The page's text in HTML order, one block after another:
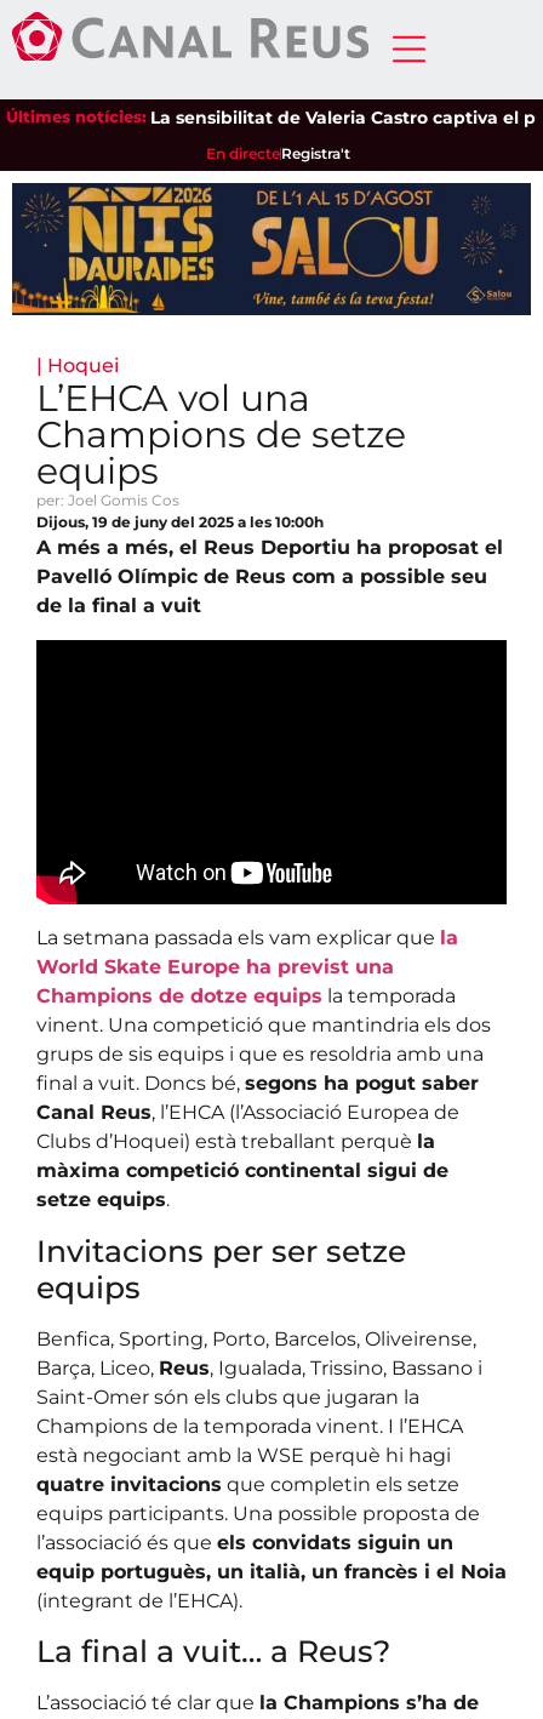
Últimes notícies:La sensibilitat de Valeria Castro captiva el
En directeRegistra't
| Hoquei
L’EHCA vol una
Champions de setze
equips
per: Joel Gomis Cos
Dijous, 19 de juny del 2025 a les 10:00h
A més a més, el Reus Deportiu ha proposat el
Pavelló Olímpic de Reus com a possible seu
de la final a vuit
La setmana passada els vam explicar que la
World Skate Europe ha previst una
Champions de dotze equips la temporada
vinent. Una competició que mantindria els dos
grups de sis equips i que es resoldria amb una
final a vuit. Doncs bé, segons ha pogut saber
Canal Reus, l’EHCA (l’Associació Europea de
Clubs d’Hoquei) està treballant perquè la
màxima competició continental sigui de
setze equips.
Invitacions per ser setze
equips
Benfica, Sporting, Porto, Barcelos, Oliveirense,
Barça, Liceo, Reus, Igualada, Trissino, Bassano i
Saint-Omer són els clubs que jugaran la
Champions de la temporada vinent. I l’EHCA
està negociant amb la WSE perquè hi hagi
quatre invitacions que completin els setze
equips participants. Una possible proposta de
l’associació és que els convidats siguin un
equip portuguès, un italià, un francès i el Noia
(integrant de l’EHCA).
La final a vuit… a Reus?
L’associació té clar que la Champions s’ha de